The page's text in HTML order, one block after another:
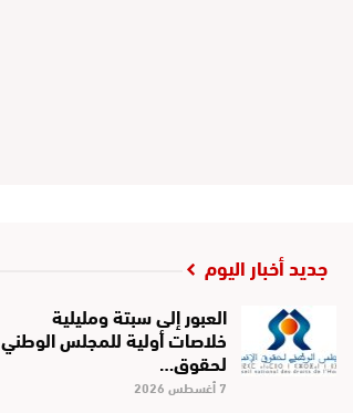
جديد أخبار اليوم
العبور إلى سبتة ومليلية
خلاصات أولية للمجلس الوطني
لحقوق…
7 أغسطس 2026